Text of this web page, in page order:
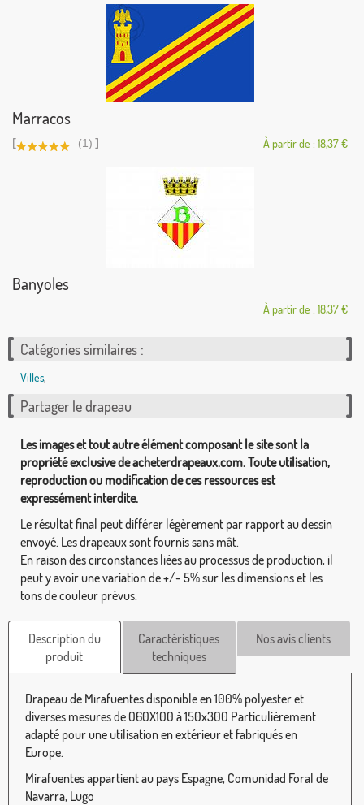
Marracos
[ (1) ] À partir de : 18,37 €
Banyoles
À partir de : 18,37 €
Catégories similaires :
Villes,
Partager le drapeau
Les images et tout autre élément composant le site sont la
propriété exclusive de acheterdrapeaux.com. Toute utilisation,
reproduction ou modification de ces ressources est
expressément interdite.
Le résultat final peut différer légèrement par rapport au dessin
envoyé. Les drapeaux sont fournis sans mât.
En raison des circonstances liées au processus de production, il
peut y avoir une variation de +/- 5% sur les dimensions et les
tons de couleur prévus.
Description du
produit
Caractéristiques
techniques
Nos avis clients
Drapeau de Mirafuentes disponible en 100% polyester et
diverses mesures de 060X100 à 150x300 Particulièrement
adapté pour une utilisation en extérieur et fabriqués en
Europe.
Mirafuentes appartient au pays Espagne, Comunidad Foral de
Navarra, Lugo